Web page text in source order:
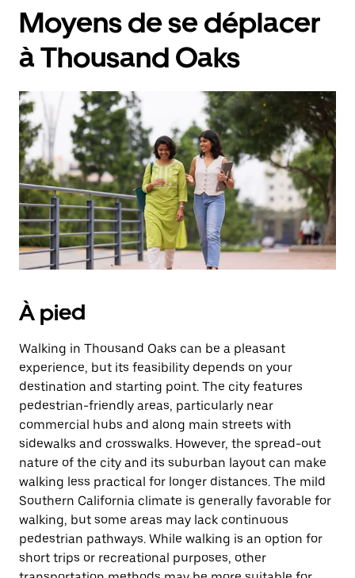
Moyens de se déplacer
à Thousand Oaks
À pied
Walking in Thousand Oaks can be a pleasant
experience, but its feasibility depends on your
destination and starting point. The city features
pedestrian-friendly areas, particularly near
commercial hubs and along main streets with
sidewalks and crosswalks. However, the spread-out
nature of the city and its suburban layout can make
walking less practical for longer distances. The mild
Southern California climate is generally favorable for
walking, but some areas may lack continuous
pedestrian pathways. While walking is an option for
short trips or recreational purposes, other